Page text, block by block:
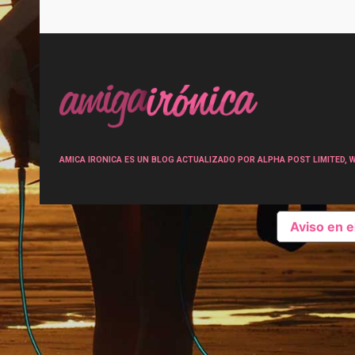
AMICA IRONICA ES UN BLOG ACTUALIZADO POR ALPHA POST
Aviso en